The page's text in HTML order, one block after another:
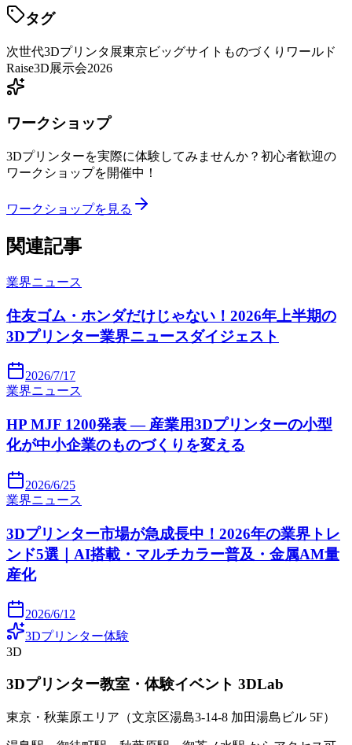
タグ
次世代3Dプリンタ展東京ビッグサイト ものづくりワールド
Raise3D展示会2026
ワークショップ
3Dプリンターを実際に体験してみませんか？初心者歓迎の
ワークショップを開催中！
ワークショップを見る
関連記事
業界ニュース
住友ゴム・ホンダだけじゃない！2026年上半期の
3Dプリンター業界ニュースダイジェスト
2026/7/17
業界ニュース
HP MJF 1200発表 — 産業用3Dプリンターの小型
化が中小企業のものづくりを変える
2026/6/25
業界ニュース
3Dプリンター市場が急成長中！2026年の業界トレ
ンド5選｜AI搭載・マルチカラー普及・金属AM量
産化
2026/6/12
3Dプリンター体験
3D
3Dプリンター教室・体験イベント 3DLab
東京・秋葉原エリア（文京区湯島3-14-8 加田湯島ビル 5F）